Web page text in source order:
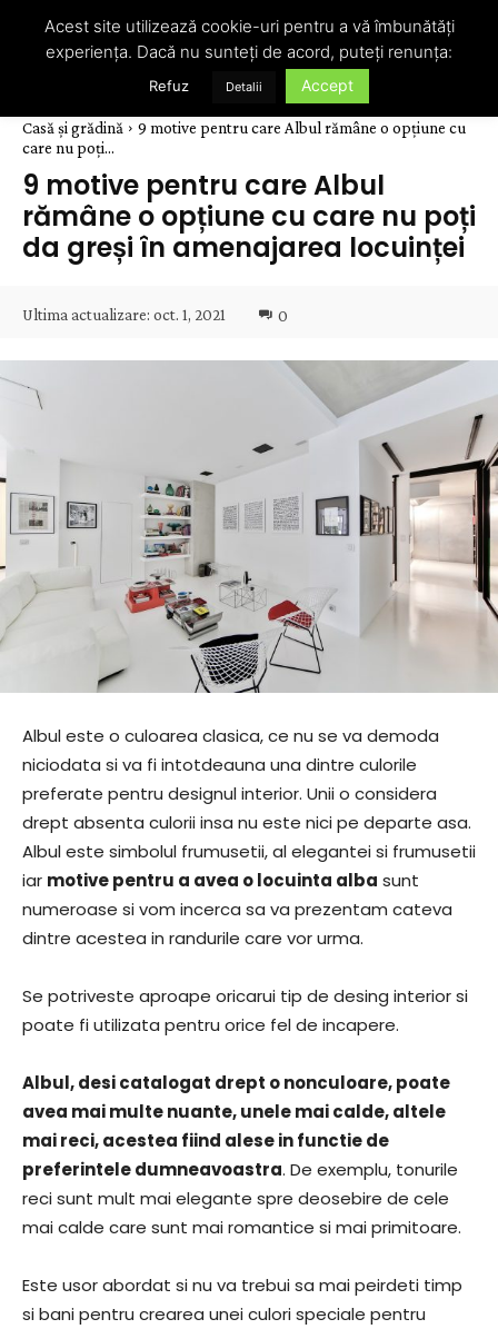
Casă și grădină
9 motive pentru care Albul rămâne o opțiune cu
care nu poți...
9 motive pentru care Albul
rămâne o opțiune cu care nu poți
da greși în amenajarea locuinței
Ultima actualizare: oct. 1, 2021 0
Albul este o culoarea clasica, ce nu se va demoda
niciodata si va fi intotdeauna una dintre culorile
preferate pentru designul interior. Unii o considera
drept absenta culorii insa nu este nici pe departe asa.
Albul este simbolul frumusetii, al elegantei si frumusetii
iar motive pentru a avea o locuinta alba sunt
numeroase si vom incerca sa va prezentam cateva
dintre acestea in randurile care vor urma.
Se potriveste aproape oricarui tip de desing interior si
poate fi utilizata pentru orice fel de incapere.
Albul, desi catalogat drept o nonculoare, poate
avea mai multe nuante, unele mai calde, altele
mai reci, acestea fiind alese in functie de
preferintele dumneavoastra. De exemplu, tonurile
reci sunt mult mai elegante spre deosebire de cele
mai calde care sunt mai romantice si mai primitoare.
Este usor abordat si nu va trebui sa mai peirdeti timp
si bani pentru crearea unei culori speciale pentru
Acest site utilizează cookie-uri pentru a vă îmbunătăți
experiența. Dacă nu sunteți de acord, puteți renunța:
Refuz Detalii Accept